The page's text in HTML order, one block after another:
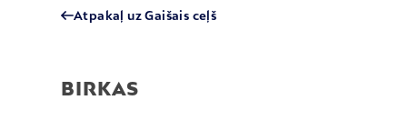
Atpakaļ uz Gaišais ceļš
BIRKAS